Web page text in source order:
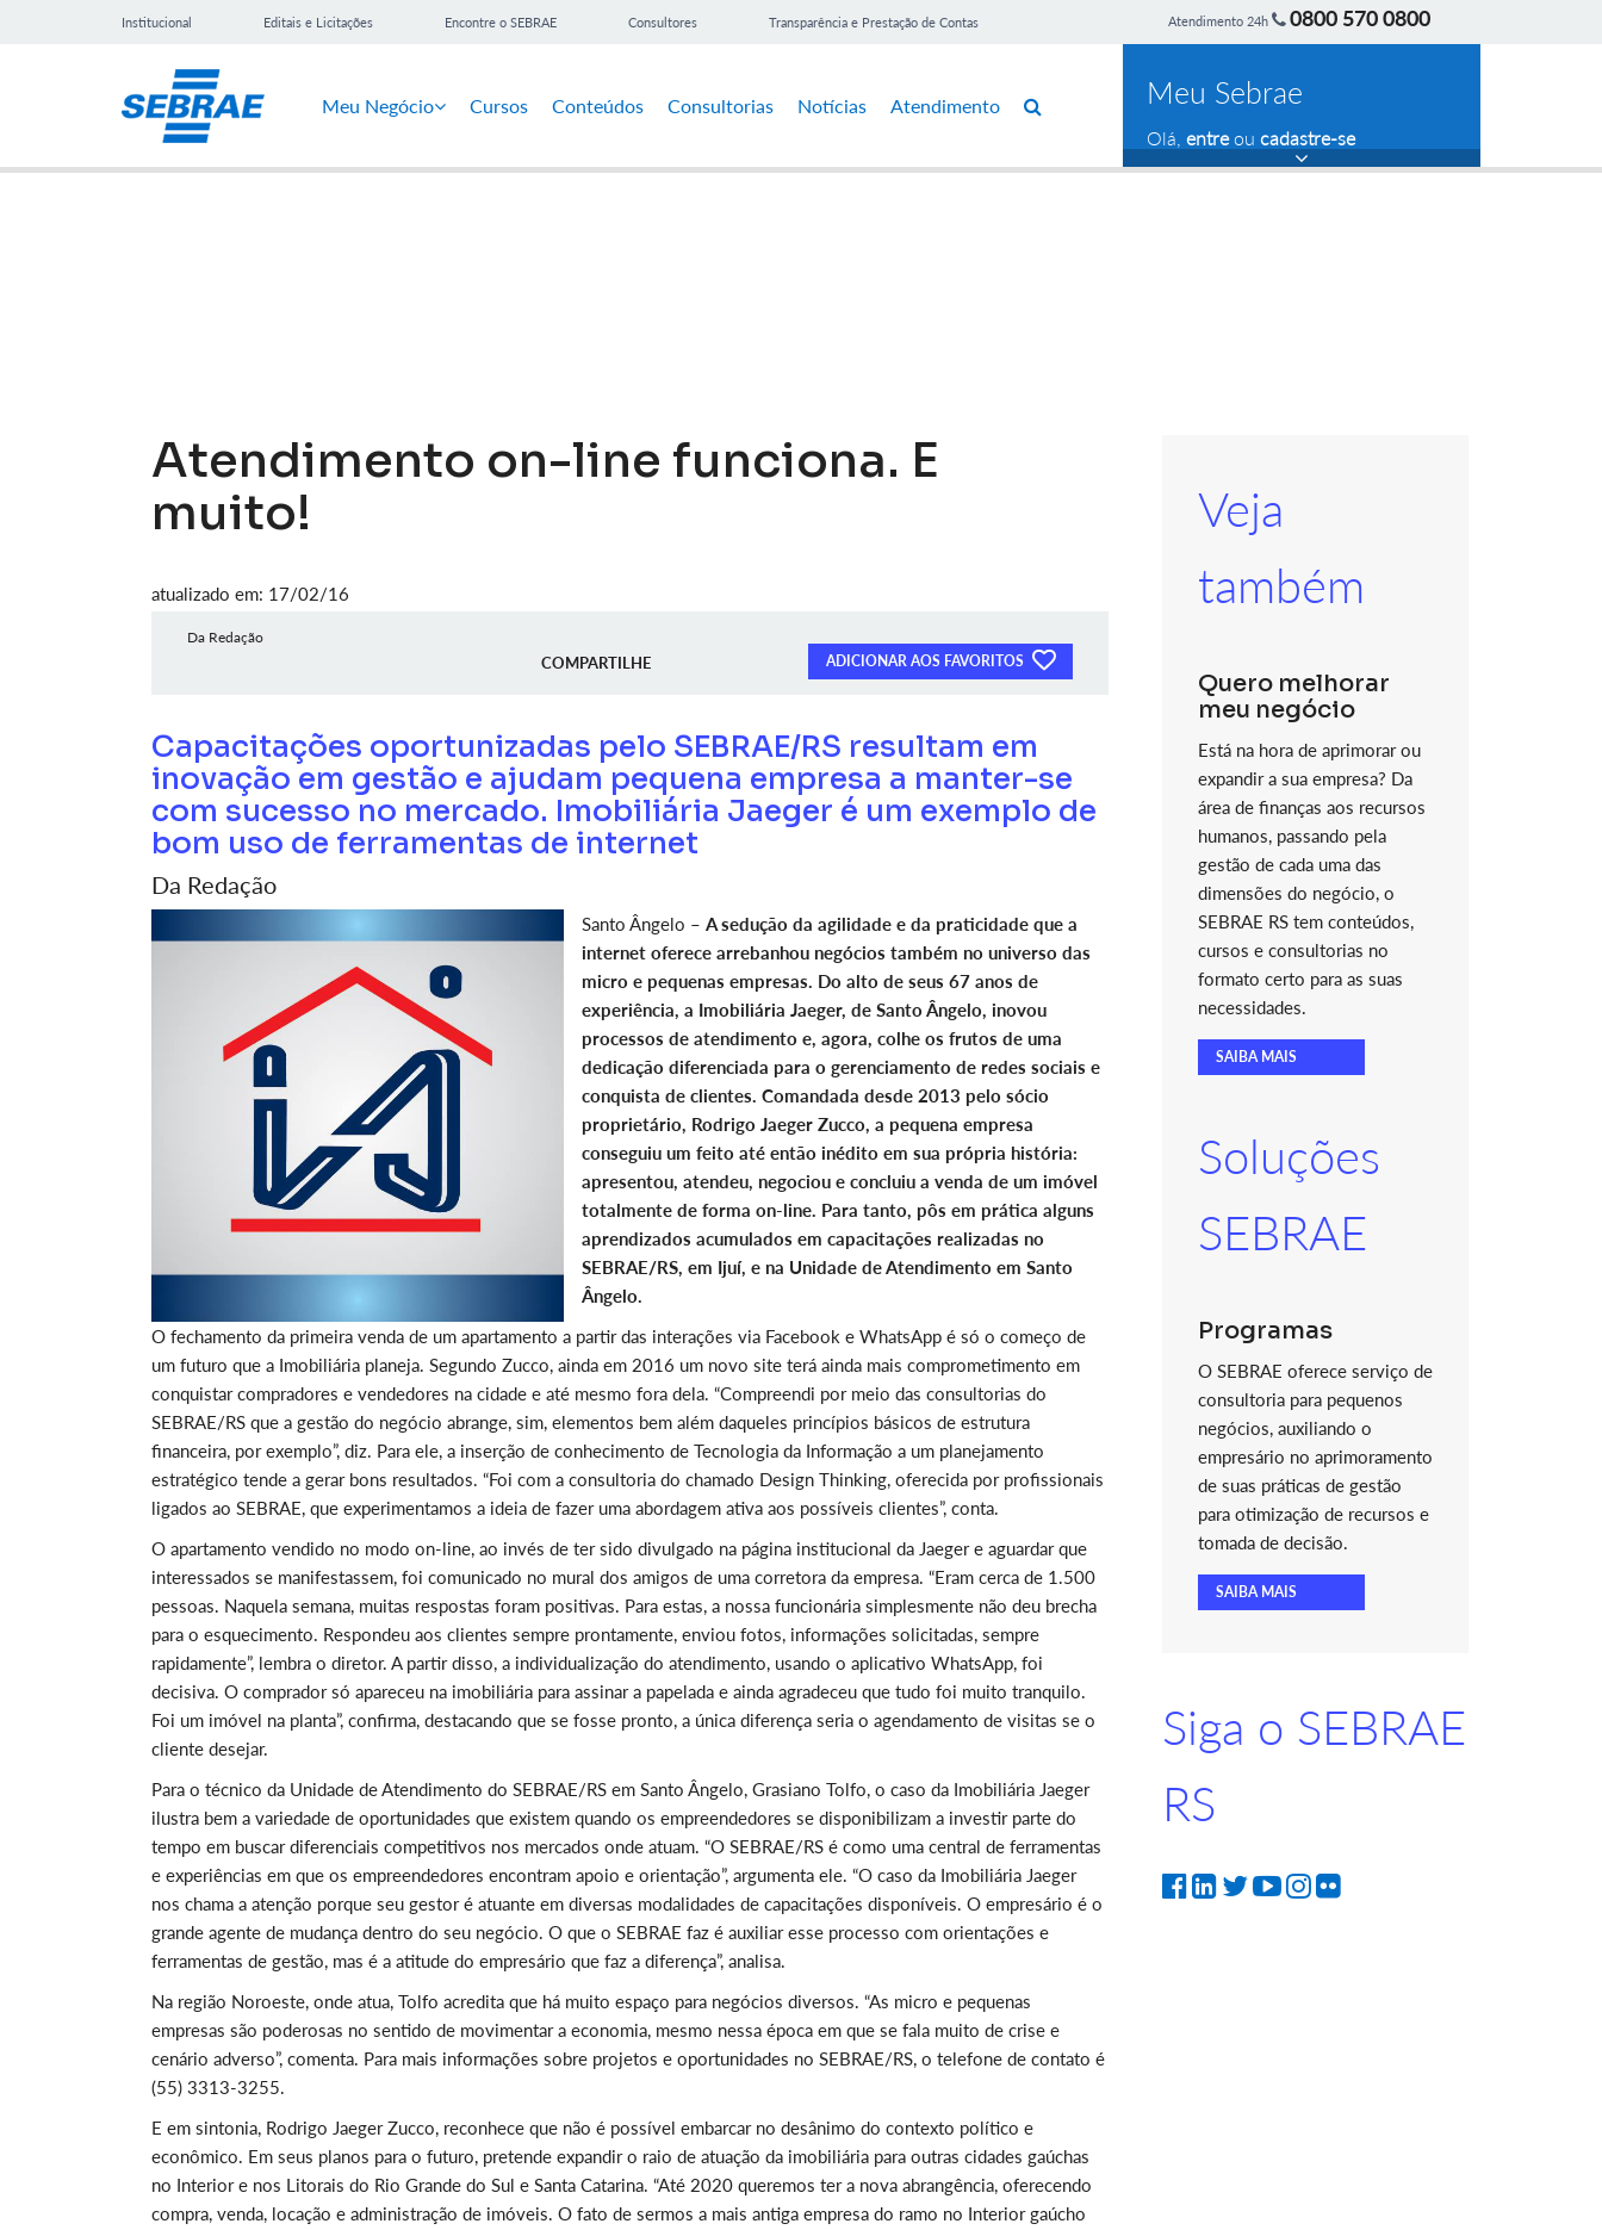
Institucional Editais e Licitações Encontre o SEBRAE Consultores Transparência e Prestação de Contas Atendimento 24h 0800 570 0800
Meu Negócio Cursos Conteúdos Consultorias Notícias Atendimento Meu Sebrae
Olá, entreou cadastre-se
Atendimento on-line funciona. E
muito!
atualizado em: 17/02/16
Da Redação
COMPARTILHE ADICIONAR AOS FAVORITOS
Capacitações oportunizadas pelo SEBRAE/RS resultam em
inovação em gestão e ajudam pequena empresa a manter-se
com sucesso no mercado. Imobiliária Jaeger é um exemplo de
bom uso de ferramentas de internet
Da Redação
Santo Ângelo – A sedução da agilidade e da praticidade que a
internet oferece arrebanhou negócios também no universo das
micro e pequenas empresas. Do alto de seus 67 anos de
experiência, a Imobiliária Jaeger, de Santo Ângelo, inovou
processos de atendimento e, agora, colhe os frutos de uma
dedicação diferenciada para o gerenciamento de redes sociais e
conquista de clientes. Comandada desde 2013 pelo sócio
proprietário, Rodrigo Jaeger Zucco, a pequena empresa
conseguiu um feito até então inédito em sua própria história:
apresentou, atendeu, negociou e concluiu a venda de um imóvel
totalmente de forma on-line. Para tanto, pôs em prática alguns
aprendizados acumulados em capacitações realizadas no
SEBRAE/RS, em Ijuí, e na Unidade de Atendimento em Santo
Ângelo.
O fechamento da primeira venda de um apartamento a partir das interações via Facebook e WhatsApp é só o começo de
um futuro que a Imobiliária planeja. Segundo Zucco, ainda em 2016 um novo site terá ainda mais comprometimento em
conquistar compradores e vendedores na cidade e até mesmo fora dela. “Compreendi por meio das consultorias do
SEBRAE/RS que a gestão do negócio abrange, sim, elementos bem além daqueles princípios básicos de estrutura
financeira, por exemplo”, diz. Para ele, a inserção de conhecimento de Tecnologia da Informação a um planejamento
estratégico tende a gerar bons resultados. “Foi com a consultoria do chamado Design Thinking, oferecida por profissionais
ligados ao SEBRAE, que experimentamos a ideia de fazer uma abordagem ativa aos possíveis clientes”, conta.
O apartamento vendido no modo on-line, ao invés de ter sido divulgado na página institucional da Jaeger e aguardar que
interessados se manifestassem, foi comunicado no mural dos amigos de uma corretora da empresa. “Eram cerca de 1.500
pessoas. Naquela semana, muitas respostas foram positivas. Para estas, a nossa funcionária simplesmente não deu brecha
para o esquecimento. Respondeu aos clientes sempre prontamente, enviou fotos, informações solicitadas, sempre
rapidamente”, lembra o diretor. A partir disso, a individualização do atendimento, usando o aplicativo WhatsApp, foi
decisiva. O comprador só apareceu na imobiliária para assinar a papelada e ainda agradeceu que tudo foi muito tranquilo.
Foi um imóvel na planta”, confirma, destacando que se fosse pronto, a única diferença seria o agendamento de visitas se o
cliente desejar.
Para o técnico da Unidade de Atendimento do SEBRAE/RS em Santo Ângelo, Grasiano Tolfo, o caso da Imobiliária Jaeger
ilustra bem a variedade de oportunidades que existem quando os empreendedores se disponibilizam a investir parte do
tempo em buscar diferenciais competitivos nos mercados onde atuam. “O SEBRAE/RS é como uma central de ferramentas
e experiências em que os empreendedores encontram apoio e orientação”, argumenta ele. “O caso da Imobiliária Jaeger
nos chama a atenção porque seu gestor é atuante em diversas modalidades de capacitações disponíveis. O empresário é o
grande agente de mudança dentro do seu negócio. O que o SEBRAE faz é auxiliar esse processo com orientações e
ferramentas de gestão, mas é a atitude do empresário que faz a diferença”, analisa.
Na região Noroeste, onde atua, Tolfo acredita que há muito espaço para negócios diversos. “As micro e pequenas
empresas são poderosas no sentido de movimentar a economia, mesmo nessa época em que se fala muito de crise e
cenário adverso”, comenta. Para mais informações sobre projetos e oportunidades no SEBRAE/RS, o telefone de contato é
(55) 3313-3255.
E em sintonia, Rodrigo Jaeger Zucco, reconhece que não é possível embarcar no desânimo do contexto político e
econômico. Em seus planos para o futuro, pretende expandir o raio de atuação da imobiliária para outras cidades gaúchas
no Interior e nos Litorais do Rio Grande do Sul e Santa Catarina. “Até 2020 queremos ter a nova abrangência, oferecendo
compra, venda, locação e administração de imóveis. O fato de sermos a mais antiga empresa do ramo no Interior gaúcho
Veja
também
Quero melhorar
meu negócio
Está na hora de aprimorar ou
expandir a sua empresa? Da
área de finanças aos recursos
humanos, passando pela
gestão de cada uma das
dimensões do negócio, o
SEBRAE RS tem conteúdos,
cursos e consultorias no
formato certo para as suas
necessidades.
SAIBA MAIS
Soluções
SEBRAE
Programas
O SEBRAE oferece serviço de
consultoria para pequenos
negócios, auxiliando o
empresário no aprimoramento
de suas práticas de gestão
para otimização de recursos e
tomada de decisão.
SAIBA MAIS
Siga o SEBRAE
RS